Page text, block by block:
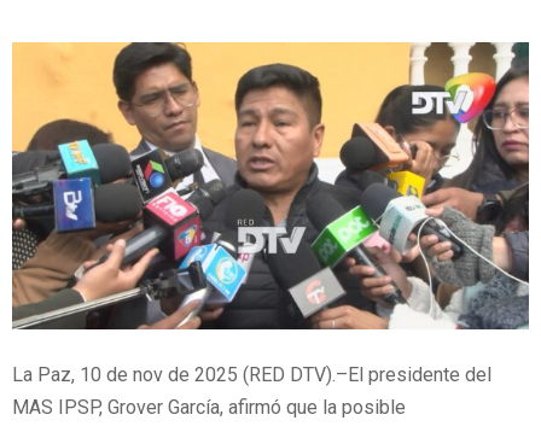
La Paz, 10 de nov de 2025 (RED DTV).–El presidente del
MAS IPSP, Grover García, afirmó que la posible